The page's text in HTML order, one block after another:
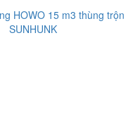
HOWO 15 m3 thùng trộn
SUNHUNK